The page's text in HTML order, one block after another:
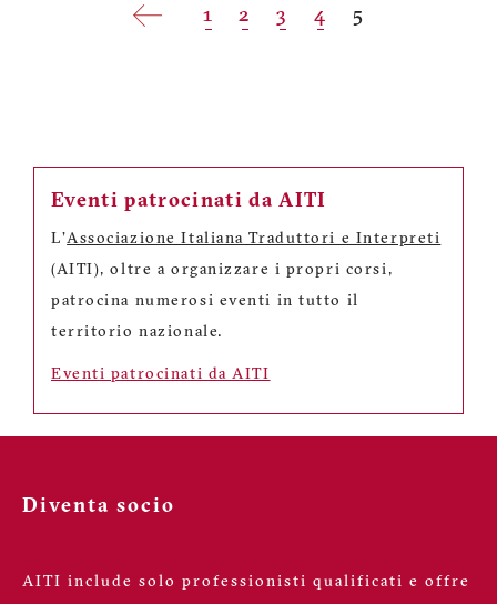
Pagina
1 Pagina
2 Pagina
3 Pagina
4
Pagina
5
Eventi patrocinati da AITI
L'Associazione Italiana Traduttori e Interpreti
(AITI), oltre a organizzare i propri corsi,
patrocina numerosi eventi in tutto il
territorio nazionale.
Eventi patrocinati da AITI
Diventa socio
AITI include solo professionisti qualificati e offre